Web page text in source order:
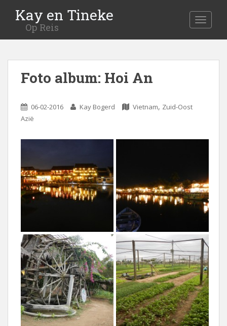
MENU
Kay en Tineke
Op Reis
Foto album: Hoi An
06-02-2016 Kay Bogerd Vietnam, Zuid-Oost
Azië